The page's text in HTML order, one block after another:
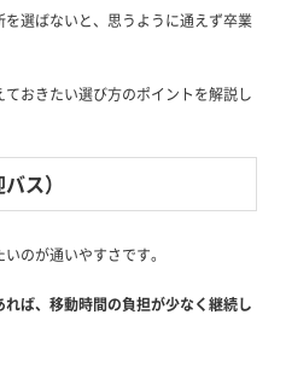
選ばないと、思うように通えず卒業
おきたい選び方のポイントを解説し
ス）
のが通いやすさです。
ば、移動時間の負担が少なく継続し